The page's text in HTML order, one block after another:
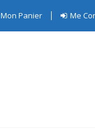
Mon Panier Me